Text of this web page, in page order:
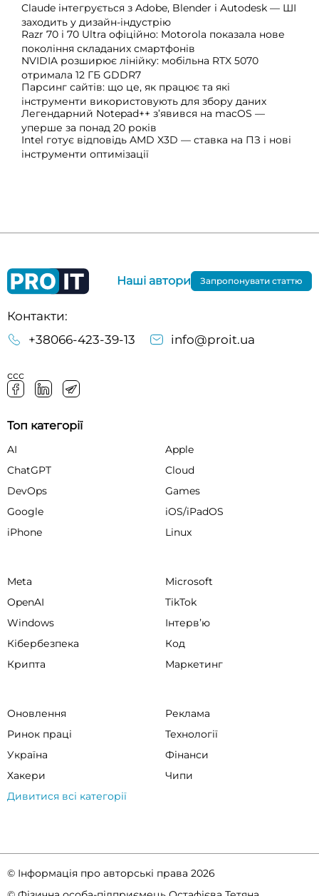
Claude інтегрується з Adobe, Blender і Autodesk — ШІ
заходить у дизайн-індустрію
Razr 70 і 70 Ultra офіційно: Motorola показала нове
покоління складаних смартфонів
NVIDIA розширює лінійку: мобільна RTX 5070
отримала 12 ГБ GDDR7
Парсинг сайтів: що це, як працює та які
інструменти використовують для збору даних
Легендарний Notepad++ з’явився на macOS —
уперше за понад 20 років
Intel готує відповідь AMD X3D — ставка на ПЗ і нові
інструменти оптимізації
Контакти:
+38066-423-39-13
info@proit.ua
ссс
Наші автори Запропонувати статтю
Топ категорії
AI
Apple
ChatGPT
Cloud
DevOps
Games
Google
iOS/iPadOS
iPhone
Linux
Meta
Microsoft
OpenAI
TikTok
Windows
Інтервʼю
Кібербезпека
Код
Крипта
Маркетинг
Оновлення
Реклама
Ринок праці
Технології
Україна
Фінанси
Хакери
Чипи
Дивитися всі категорії
© Інформація про авторські права 2026